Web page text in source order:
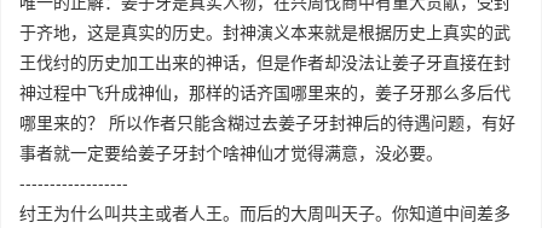
于齐地，这是真实的历史。封神演义本来就是根据历史上真实的武
王伐纣的历史加工出来的神话，但是作者却没法让姜子牙直接在封
神过程中飞升成神仙，那样的话齐国哪里来的，姜子牙那么多后代
哪里来的？ 所以作者只能含糊过去姜子牙封神后的待遇问题，有好
事者就一定要给姜子牙封个啥神仙才觉得满意，没必要。
------------------
纣王为什么叫共主或者人王。而后的大周叫天子。你知道中间差多